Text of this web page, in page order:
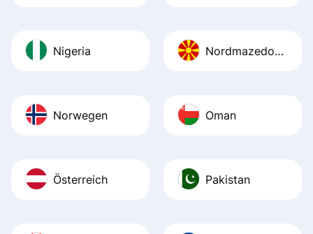
Nigeria Nordmazedonien
Norwegen Oman
Österreich Pakistan